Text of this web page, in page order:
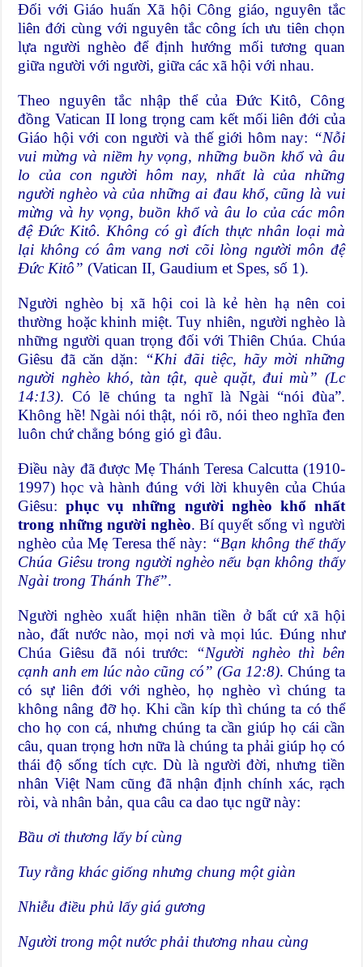
Đối với Giáo huấn Xã hội Công giáo, nguyên tắc
liên đới cùng với nguyên tắc công ích ưu tiên chọn
lựa người nghèo để định hướng mối tương quan
giữa người với người, giữa các xã hội với nhau.
Theo nguyên tắc nhập thể của Đức Kitô, Công
đồng Vatican II long trọng cam kết mối liên đới của
Giáo hội với con người và thế giới hôm nay: “Nỗi
vui mừng và niềm hy vọng, những buồn khổ và âu
lo của con người hôm nay, nhất là của những
người nghèo và của những ai đau khổ, cũng là vui
mừng và hy vọng, buồn khổ và âu lo của các môn
đệ Đức Kitô. Không có gì đích thực nhân loại mà
lại không có âm vang nơi cõi lòng người môn đệ
Đức Kitô” (Vatican II, Gaudium et Spes, số 1).
Người nghèo bị xã hội coi là kẻ hèn hạ nên coi
thường hoặc khinh miệt. Tuy nhiên, người nghèo là
những người quan trọng đối với Thiên Chúa. Chúa
Giêsu đã căn dặn: “Khi đãi tiệc, hãy mời những
người nghèo khó, tàn tật, què quặt, đui mù” (Lc
14:13). Có lẽ chúng ta nghĩ là Ngài “nói đùa”.
Không hề! Ngài nói thật, nói rõ, nói theo nghĩa đen
luôn chứ chẳng bóng gió gì đâu.
Điều này đã được Mẹ Thánh Teresa Calcutta (1910-
1997) học và hành đúng với lời khuyên của Chúa
Giêsu:phục vụ những người nghèo khổ nhất
trong những người nghèo. Bí quyết sống vì người
nghèo của Mẹ Teresa thế này: “Bạn không thể thấy
Chúa Giêsu trong người nghèo nếu bạn không thấy
Ngài trong Thánh Thể”.
Người nghèo xuất hiện nhãn tiền ở bất cứ xã hội
nào, đất nước nào, mọi nơi và mọi lúc. Đúng như
Chúa Giêsu đã nói trước: “Người nghèo thì bên
cạnh anh em lúc nào cũng có” (Ga 12:8). Chúng ta
có sự liên đới với nghèo, họ nghèo vì chúng ta
không nâng đỡ họ. Khi cần kíp thì chúng ta có thể
cho họ con cá, nhưng chúng ta cần giúp họ cái cần
câu, quan trọng hơn nữa là chúng ta phải giúp họ có
thái độ sống tích cực. Dù là người đời, nhưng tiền
nhân Việt Nam cũng đã nhận định chính xác, rạch
ròi, và nhân bản, qua câu ca dao tục ngữ này:
Bầu ơi thương lấy bí cùng
Tuy rằng khác giống nhưng chung một giàn
Nhiễu điều phủ lấy giá gương
Người trong một nước phải thương nhau cùng